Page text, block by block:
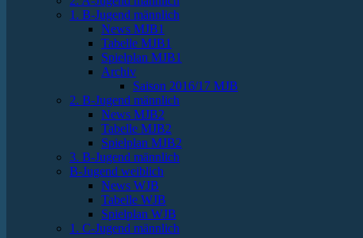
1. B-Jugend männlich
News MJB1
Tabelle MJB1
Spielplan MJB1
Archiv
Saison 2016/17 MJB
2. B-Jugend männlich
News MJB2
Tabelle MJB2
Spielplan MJB2
3. B-Jugend männlich
B-Jugend weiblich
News WJB
Tabelle WJB
Spielplan WJB
1. C-Jugend männlich